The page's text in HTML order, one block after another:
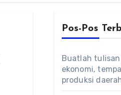
Pos-Pos
Buatlah
ekonomi,
produksi